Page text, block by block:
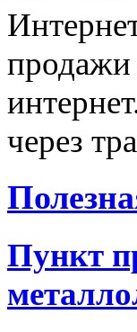
продажи
через
Пункт